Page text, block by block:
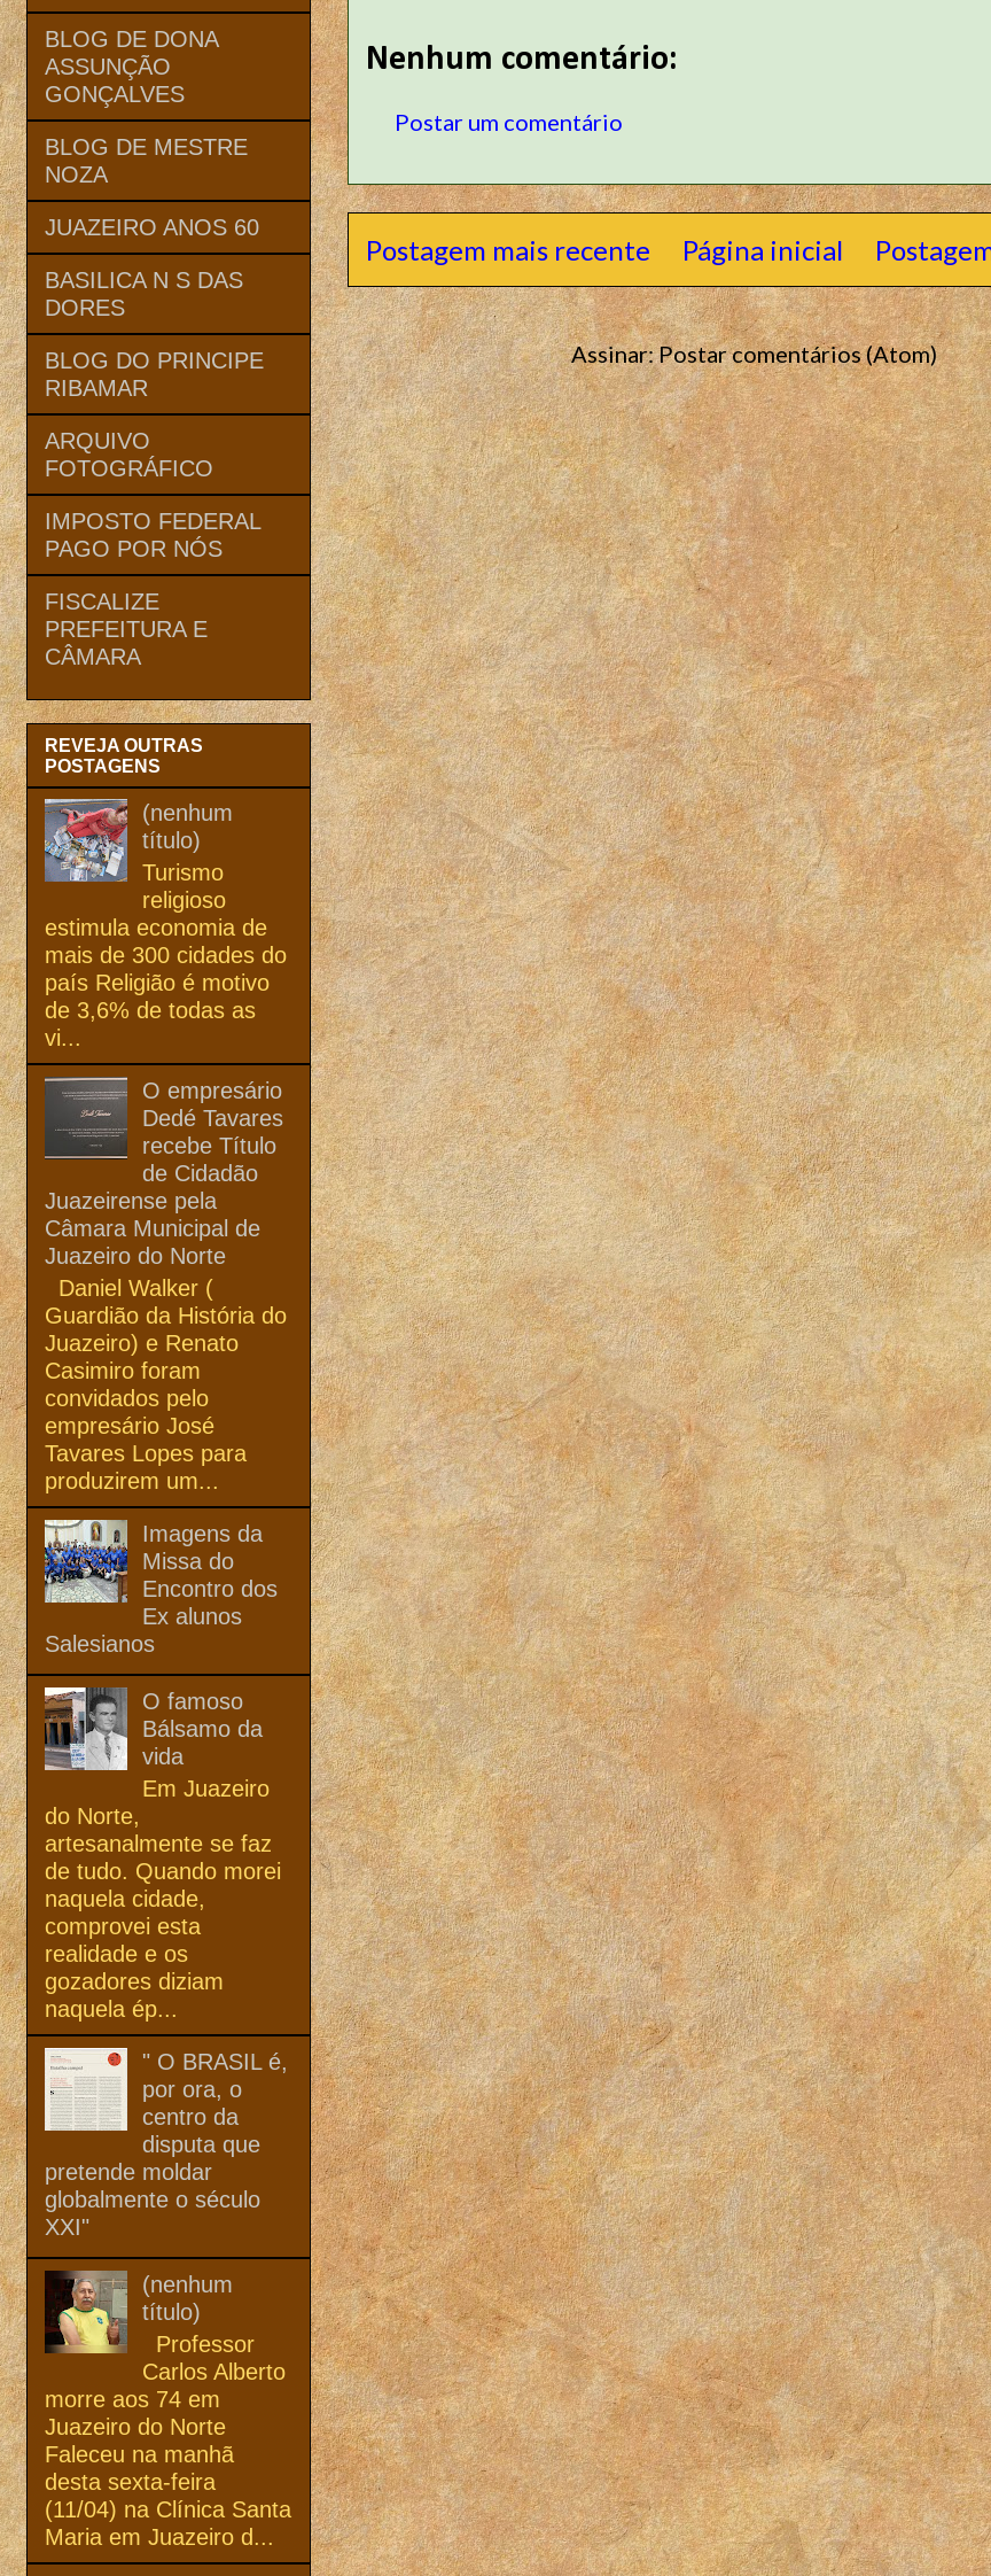
Nenhum comentário:
Postar um comentário
Postagem mais recente Página inicial
Assinar:Postar comentários (Atom)
BLOG DE DONA
ASSUNÇÃO
GONÇALVES
BLOG DE MESTRE
NOZA
JUAZEIRO ANOS 60
BASILICA N S DAS
DORES
BLOG DO PRINCIPE
RIBAMAR
ARQUIVO
FOTOGRÁFICO
IMPOSTO FEDERAL
PAGO POR NÓS
FISCALIZE
PREFEITURA E
CÂMARA
REVEJA OUTRAS
POSTAGENS
(nenhum
título)
Turismo
religioso
estimula economia de
mais de 300 cidades do
país Religião é motivo
de 3,6% de todas as
vi...
O empresário
Dedé Tavares
recebe Título
de Cidadão
Juazeirense pela
Câmara Municipal de
Juazeiro do Norte
Daniel Walker (
Guardião da História do
Juazeiro) e Renato
Casimiro foram
convidados pelo
empresário José
Tavares Lopes para
produzirem um...
Imagens da
Missa do
Encontro dos
Ex alunos
Salesianos
O famoso
Bálsamo da
vida
Em Juazeiro
do Norte,
artesanalmente se faz
de tudo. Quando morei
naquela cidade,
comprovei esta
realidade e os
gozadores diziam
naquela ép...
" O BRASIL é,
por ora, o
centro da
disputa que
pretende moldar
globalmente o século
XXI"
(nenhum
título)
Professor
Carlos Alberto
morre aos 74 em
Juazeiro do Norte
Faleceu na manhã
desta sexta-feira
(11/04) na Clínica Santa
Maria em Juazeiro d...